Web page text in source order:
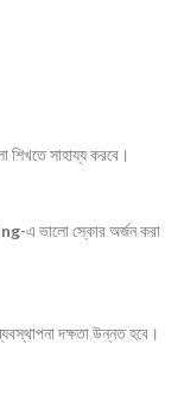
শিখতে সাহায্য করবে।
-এ ভালো স্কোর অর্জন করা
দক্ষতা উন্নত হবে।